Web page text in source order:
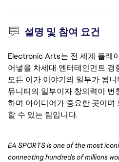
설명 및 참여 요건
Electronic Arts는 전 세계 플레
어넣을 차세대 엔터테인먼트 경
모든 이가 이야기의 일부가 됩
뮤니티의 일부이자 창의력이 번
하며 아이디어가 중요한 곳이며
할 수 있는 팀입니다.
EA SPORTS is one of the most
connecting hundreds of millions